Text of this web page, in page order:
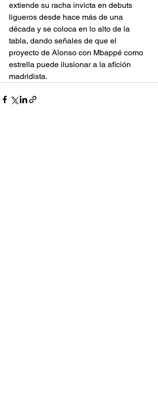
extiende su racha invicta en debuts
ligueros desde hace más de una
década y se coloca en lo alto de la
tabla, dando señales de que el
proyecto de Alonso con Mbappé como
estrella puede ilusionar a la afición
madridista.